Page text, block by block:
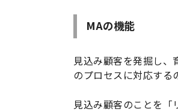
MAの機能
見込み顧客を発掘し、
のプロセスに対応する
見込み顧客のことを「